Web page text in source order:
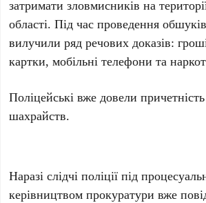
затримати зловмисників на
області. Під час проведення
вилучили ряд речових доказів:
картки, мобільні телефони та
Поліцейські вже довели
шахрайств.
Наразі слідчі поліції під
керівництвом прокуратури вже